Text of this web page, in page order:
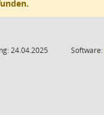
24.04.2025
Software: